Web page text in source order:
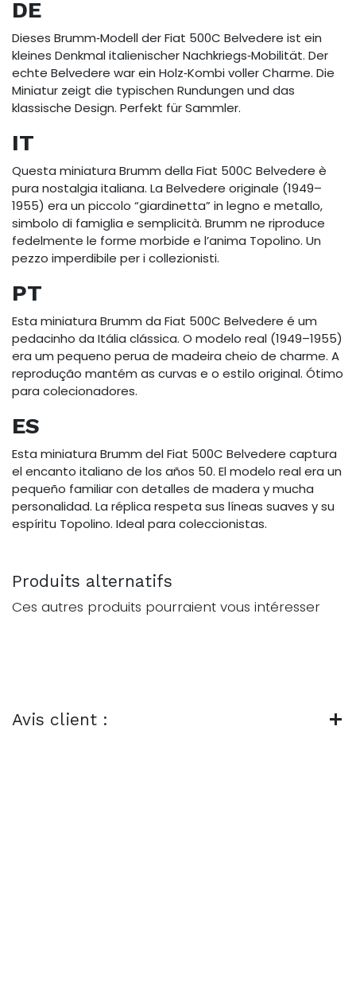
DE
Dieses Brumm‑Modell der Fiat 500C Belvedere ist ein
kleines Denkmal italienischer Nachkriegs‑Mobilität. Der
echte Belvedere war ein Holz‑Kombi voller Charme. Die
Miniatur zeigt die typischen Rundungen und das
klassische Design. Perfekt für Sammler.
IT
Questa miniatura Brumm della Fiat 500C Belvedere è
pura nostalgia italiana. La Belvedere originale (1949–
1955) era un piccolo “giardinetta” in legno e metallo,
simbolo di famiglia e semplicità. Brumm ne riproduce
fedelmente le forme morbide e l’anima Topolino. Un
pezzo imperdibile per i collezionisti.
PT
Esta miniatura Brumm da Fiat 500C Belvedere é um
pedacinho da Itália clássica. O modelo real (1949–1955)
era um pequeno perua de madeira cheio de charme. A
reprodução mantém as curvas e o estilo original. Ótimo
para colecionadores.
ES
Esta miniatura Brumm del Fiat 500C Belvedere captura
el encanto italiano de los años 50. El modelo real era un
pequeño familiar con detalles de madera y mucha
personalidad. La réplica respeta sus líneas suaves y su
espíritu Topolino. Ideal para coleccionistas.
Produits alternatifs
Ces autres produits pourraient vous intéresser
Avis client :